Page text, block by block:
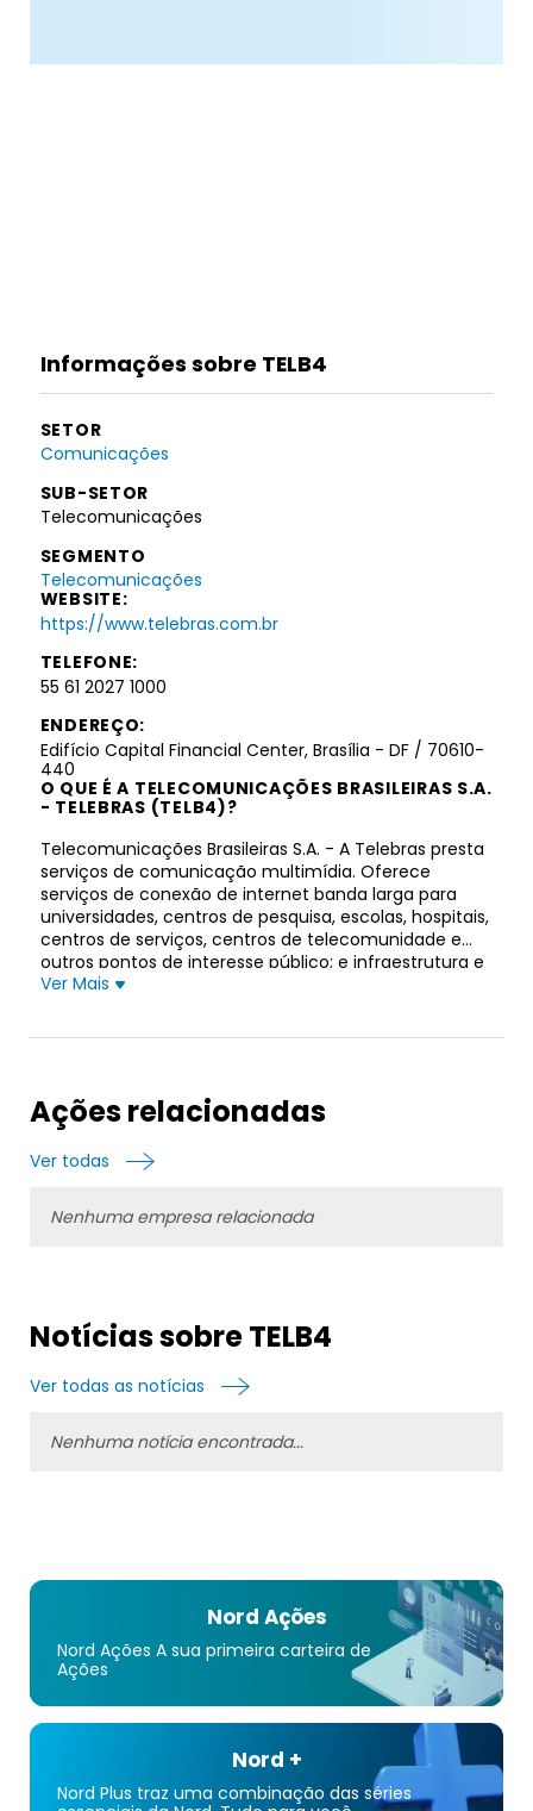
Informações sobre TELB4
SETOR
Comunicações
SUB-SETOR
Telecomunicações
SEGMENTO
Telecomunicações
WEBSITE:
https://www.telebras.com.br
TELEFONE:
55 61 2027 1000
ENDEREÇO:
Edifício Capital Financial Center, Brasília - DF / 70610-
440
O QUE É A TELECOMUNICAÇÕES BRASILEIRAS S.A.
- TELEBRAS (TELB4)?
Telecomunicações Brasileiras S.A. - A Telebras presta
serviços de comunicação multimídia. Oferece
serviços de conexão de internet banda larga para
universidades, centros de pesquisa, escolas, hospitais,
centros de serviços, centros de telecomunidade e
outros pontos de interesse público; e infraestrutura e
redes de apoio aos serviços de telecomunicações
Ver Mais
Ações relacionadas
Ver todas
Nenhuma empresa relacionada
Notícias sobre TELB4
Ver todas as notícias
Nenhuma notícia encontrada...
Nord Ações
Nord Ações A sua primeira carteira de
Ações
Nord +
Nord Plus traz uma combinação das séries